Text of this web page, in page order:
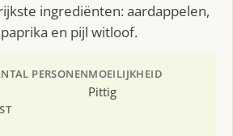
ingrediënten: aardappelen,
en pijl witloof.
PERSONENMOEILIJKHEID
Pittig